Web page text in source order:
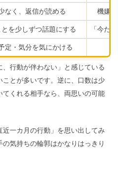
なく、返信が読める 機嫌
を少しずつ話題にする 「今だ
定・気分を気にかける
、行動が伴わない」と感じている
ことが多いです。逆に、口数は少
くれる相手なら、両思いの可能
近一カ月の行動」を思い出してみ
気持ちの輪郭はかなりはっきり